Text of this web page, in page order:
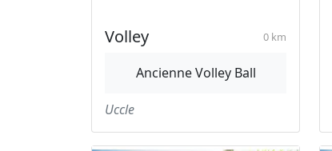
Volley 0 km
Ancienne Volley Ball
Uccle